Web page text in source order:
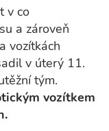
v co
a zároveň
vozítkách
v úterý 11.
tým.
vozítkem